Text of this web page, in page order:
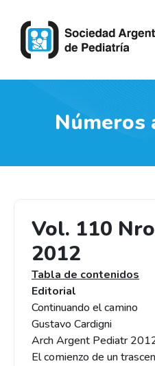
Números
Vol. 110
2012
Tabla de contenidos
Editorial
Continuando el camino
Gustavo Cardigni
Arch Argent Pediatr
El comienzo de un